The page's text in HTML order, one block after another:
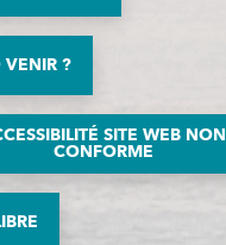
?
SITE WEB NON
CONFORME